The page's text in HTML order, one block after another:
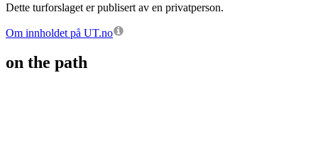
Dette turforslaget er publisert av en privatperson.
Om innholdet på UT.no
on the path